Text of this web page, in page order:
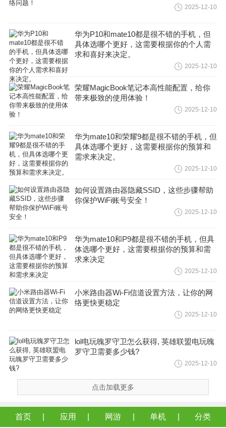
2025-12-10
华为P10和mate10都是很不错的手机，但
具体选哪个更好，这需要根据你的个人需
求和喜好来决定。
2025-12-10
荣耀MagicBook笔记本高性能配置，给你
带来极致的使用体验！
2025-12-10
华为mate10和荣耀9都是很不错的手机，但
具体选哪个更好，这需要根据你的预算和
需求来决定。
2025-12-10
如何设置路由器隐藏SSID，这些步骤帮助
你保护WiFi账号安全！
2025-12-10
华为mate10和P9都是很不错的手机，但具
体选哪个更好，这需要根据你的预算和需
求来决定
2025-12-10
小米路由器Wi-Fi信道设置方法，让你的网
络更快更稳定
2025-12-10
lol电玩魄罗守卫怎么获得, 英雄联盟电玩魄
罗守卫需要多少钱?
2025-12-10
点击加载更多
首页 应用 网游 单机 分类